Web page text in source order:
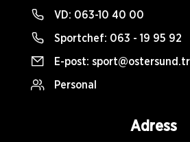
VD: 063-10 40 00
Sportchef: 063 - 19 95 92
E-post:
Personal
Adress